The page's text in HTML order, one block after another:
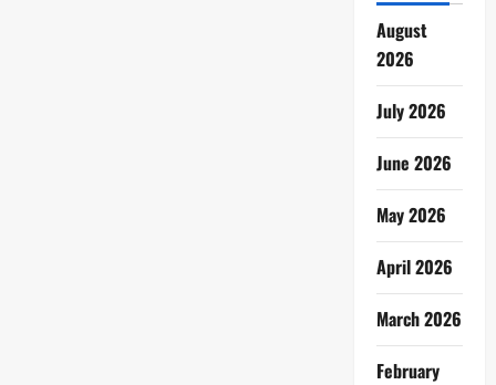
August
2026
July 2026
June 2026
May 2026
April 2026
March 2026
February